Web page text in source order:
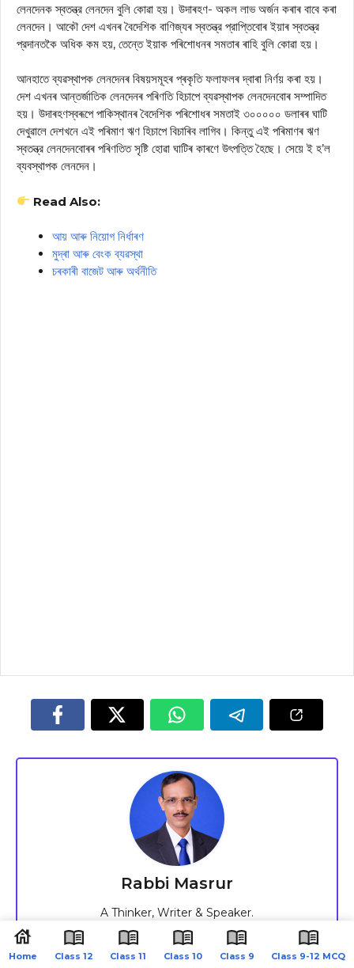
Home Class 12 Class 11 Class 10 Class 9 Class 9-12 MCQ
লেনদেনক স্বতন্ত্র লেনদেন বুলি কোৱা হয়। উদাৰহণ- অকল লাভ অর্জন কৰাৰ বাবে কৰা
লেনদেন। আকৌ দেশ এখনৰ বৈদেশিক বাণিজ্যৰ স্বতন্ত্র প্রাপ্তিবোৰ ইয়াৰ স্বতন্ত্র
প্রদানতকৈ অধিক কম হয়, তেন্তে ইয়াক পৰিশোধনৰ সমতাৰ ৰাহি বুলি কোৱা হয়।
আনহাতে ব্যৱস্থাপক লেনদেনৰ বিষয়সমূহৰ প্ৰকৃতি ফলাফলৰ দ্বাৰা নিৰ্ণয় কৰা হয়।
দেশ এখনৰ আন্তর্জাতিক লেনদেনৰ পৰিণতি হিচাপে ব্যৱস্থাপক লেনদেনবোৰ সম্পাদিত
হয়। উদাৰহণস্বৰূপে পাকিস্থানৰ বৈদেশিক পৰিশোধৰ সমতাই ৩০০০০০ ডলাৰৰ ঘাটি
দেখুৱালে দেশখনে এই পৰিমাণ ঋণ হিচাপে বিচাৰিব লাগিব। কিন্তু এই পৰিমাণৰ ঋণ
স্বতন্ত্র লেনদেনবোৰৰ পৰিণতিত সৃষ্টি হোৱা ঘাটিৰ কাৰণে উৎপত্তি হৈছে। সেয়ে ই হ’ল
ব্যবস্থাপক লেনদেন।
Read Also:
আয় আৰু নিয়োগ নিৰ্ধাৰণ
মুদ্ৰা আৰু বেংক ব্যৱস্থা
চৰকাৰী বাজেট আৰু অৰ্থনীতি
Rabbi Masrur
A Thinker, Writer & Speaker.